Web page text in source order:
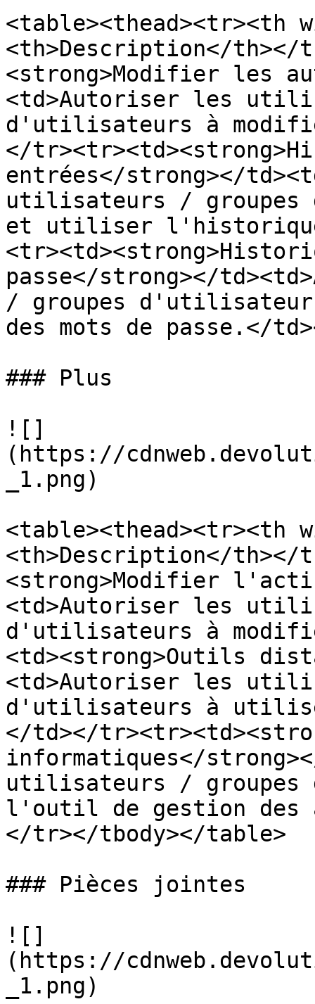
<table><thead><tr><th
<th>Description</th></
<strong>Modifier les
<td>Autoriser les
d'utilisateurs à
</
entrées</strong></
utilisateurs /
et utiliser l'historique
passe</strong></
/ groupes
des mots de passe.</
### Plus
![]
(https://
_1.png)
<table><thead><tr><th
<th>Description</th></
<strong>Modifier
<td>Autoriser les
d'utilisateurs à
<td><strong>Outils
<td>Autoriser les
d'utilisateurs à
</td></
informatiques</
utilisateurs /
l'outil de gestion des
</tr></tbody></table>
### Pièces jointes
![]
(https://
_1.png)